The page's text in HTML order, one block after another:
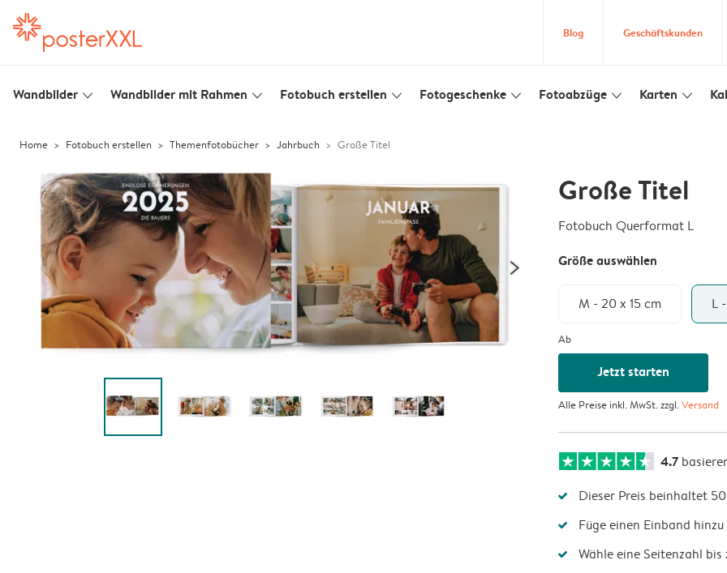
Blog Geschäftskunden
Wandbilder slim_arrow_down Wandbilder mit Rahmen slim_arrow_down Fotobuch erstellen slim_arrow_down Fotogeschenke slim_arrow_down Fotoabzüge slim_arrow_down Karten slim_arrow_down
Home Fotobuch erstellen Themenfotobücher Jahrbuch Große Titel
Große Titel
Fotobuch Querformat L
Größe auswählen
M - 20 x 15 cm L
Ab
Jetzt starten
Alle Preise inkl. MwSt. zzgl.Versand
4.7
Dieser Preis beinhaltet
Füge einen Einband
Wähle eine Seitenzahl